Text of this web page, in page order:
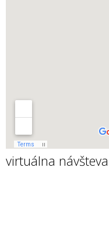
virtuálna